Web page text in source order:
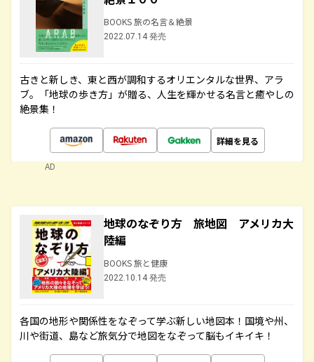
BOOKS 旅の名言＆絶景
2022.07.14 発売
古きと新しき、東と西が調和するオリエンタルな世界、アラ
ブ。「地球の歩き方」が贈る、人生を輝かせる名言と癒やしの
絶景集！
詳細を見る
AD
地球のなぞり方 旅地図 アメリカ大
陸編
BOOKS 旅と健康
2022.10.14 発売
各国の地形や関係性をなぞって学ぶ新しい地図本！国境や州、
川や街道、島など旅気分で地図をなぞって脳もイキイキ！